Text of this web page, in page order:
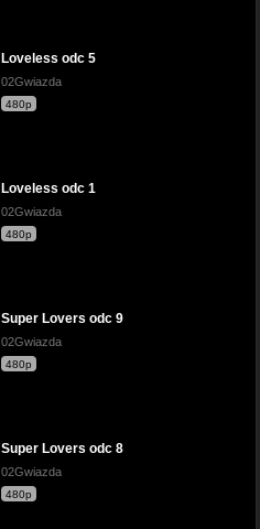
Loveless odc 5
02Gwiazda
480p
Loveless odc 1
02Gwiazda
480p
Super Lovers odc 9
02Gwiazda
480p
Super Lovers odc 8
02Gwiazda
480p